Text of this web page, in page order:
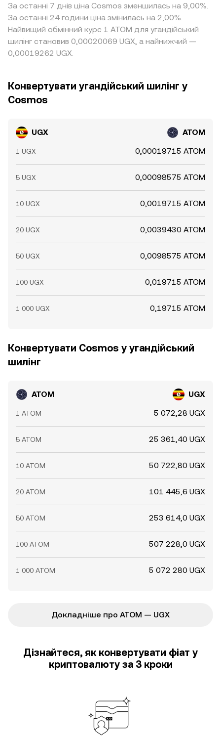
За останні 7 днів ціна Cosmos зменшилась на 9,00%.
За останні 24 години ціна змінилась на 2,00%.
Найвищий обмінний курс 1 ATOM для угандійський
шилінг становив 0,00020069 UGX, а найнижчий —
0,00019262 UGX.
Конвертувати угандійський шилінг у
Cosmos
UGX ATOM
1 UGX 0,00019715 ATOM
5 UGX 0,00098575 ATOM
10 UGX 0,0019715 ATOM
20 UGX 0,0039430 ATOM
50 UGX 0,0098575 ATOM
100 UGX 0,019715 ATOM
1 000 UGX 0,19715 ATOM
Конвертувати Cosmos у угандійський
шилінг
ATOM UGX
1 ATOM 5 072,28 UGX
5 ATOM 25 361,40 UGX
10 ATOM 50 722,80 UGX
20 ATOM 101 445,6 UGX
50 ATOM 253 614,0 UGX
100 ATOM 507 228,0 UGX
1 000 ATOM 5 072 280 UGX
Докладніше про ATOM — UGX
Дізнайтеся, як конвертувати фіат у
криптовалюту за 3 кроки